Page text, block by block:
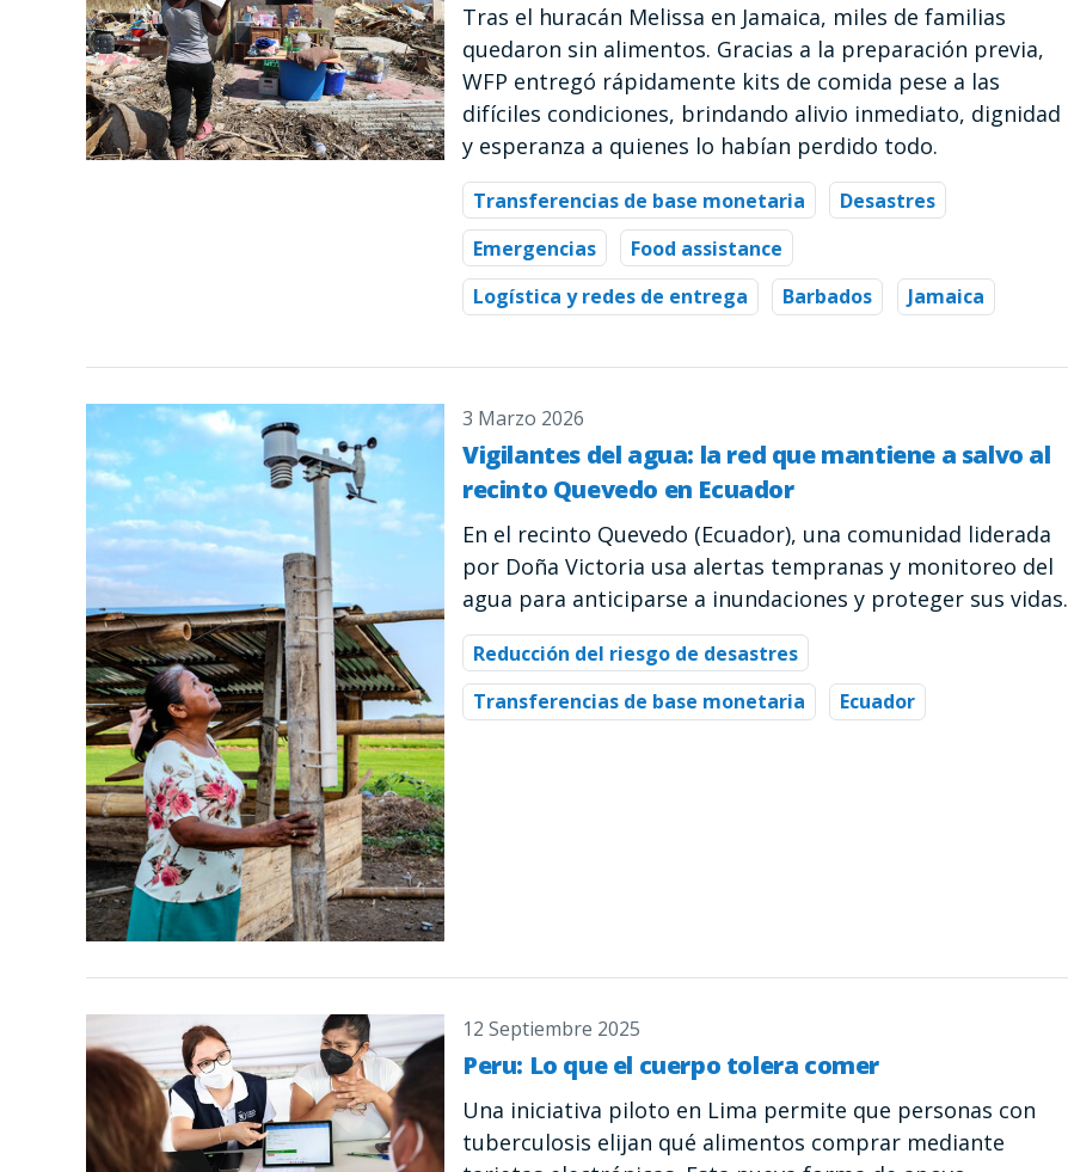
Tras el huracán Melissa en Jamaica, miles de familias
quedaron sin alimentos. Gracias a la preparación previa,
WFP entregó rápidamente kits de comida pese a las
difíciles condiciones, brindando alivio inmediato, dignidad
y esperanza a quienes lo habían perdido todo.
Transferencias de base monetaria
Desastres
Emergencias
Food assistance
Logística y redes de entrega
Barbados Jamaica
3 Marzo 2026
Vigilantes del agua: la red que mantiene a salvo al
recinto Quevedo en Ecuador
En el recinto Quevedo (Ecuador), una comunidad liderada
por Doña Victoria usa alertas tempranas y monitoreo del
agua para anticiparse a inundaciones y proteger sus vidas.
Reducción del riesgo de desastres
Transferencias de base monetaria
Ecuador
12 Septiembre 2025
Peru: Lo que el cuerpo tolera comer
Una iniciativa piloto en Lima permite que personas con
tuberculosis elijan qué alimentos comprar mediante